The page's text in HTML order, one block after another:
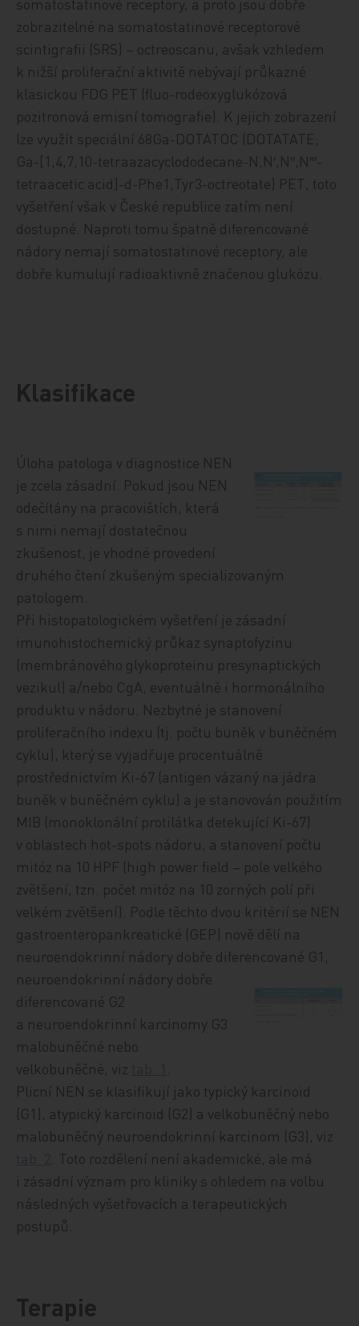
zobrazitelné na somatostatinové receptorové
scintigrafii (SRS) – octreoscanu, avšak vzhledem
k nižší proliferační aktivitě nebývají průkazné
klasickou FDG PET (fluo-rodeoxyglukózová
pozitronová emisní tomografie). K jejich zobrazení
lze využít speciální 68Ga-DOTATOC (DOTATATE;
Ga-[1,4,7,10-tetraazacyclododecane-N,N′,N″,N′″-
tetraacetic acid]-d-Phe1,Tyr3-octreotate) PET, toto
vyšetření však v České republice zatím není
dostupné. Naproti tomu špatně diferencované
nádory nemají somatostatinové receptory, ale
dobře kumulují radioaktivně značenou glukózu.
Klasifikace
Úloha patologa v diagnostice NEN
je zcela zásadní. Pokud jsou NEN
odečítány na pracovištích, která
s nimi nemají dostatečnou
zkušenost, je vhodné provedení
druhého čtení zkušeným specializovaným
patologem.
Při histopatologickém vyšetření je zásadní
imunohistochemický průkaz synaptofyzinu
(membránového glykoproteinu presynaptických
vezikul) a/nebo CgA, eventuálně i hormonálního
produktu v nádoru. Nezbytné je stanovení
proliferačního indexu (tj. počtu buněk v buněčném
cyklu), který se vyjadřuje procentuálně
prostřednictvím Ki-67 (antigen vázaný na jádra
buněk v buněčném cyklu) a je stanovován použitím
MIB (monoklonální protilátka detekující Ki-67)
v oblastech hot-spots nádoru, a stanovení počtu
mitóz na 10 HPF (high power field – pole velkého
zvětšení, tzn. počet mitóz na 10 zorných polí při
velkém zvětšení). Podle těchto dvou kritérií se NEN
gastroenteropankreatické (GEP) nově dělí na
neuroendokrinní nádory dobře diferencované G1,
neuroendokrinní nádory dobře
diferencované G2
a neuroendokrinní karcinomy G3
malobuněčné nebo
velkobuněčné, viz
Plicní NEN se klasifikují jako typický karcinoid
(G1), atypický karcinoid (G2) a velkobuněčný nebo
malobuněčný neuroendokrinní karcinom (G3), viz
. Toto rozdělení není akademické, ale má
i zásadní význam pro kliniky s ohledem na volbu
následných vyšetřovacích a terapeutických
postupů.
Terapie